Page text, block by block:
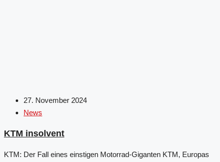
27. November 2024
News
KTM insolvent
KTM: Der Fall eines einstigen Motorrad-Giganten KTM, Europas